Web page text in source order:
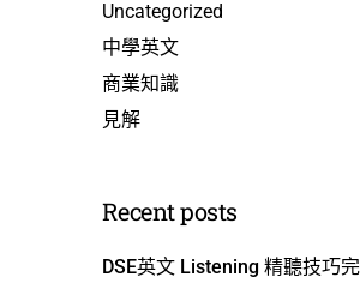
Uncategorized
中學英文
商業知識
見解
Recent posts
DSE英文 Listening 精聽技巧